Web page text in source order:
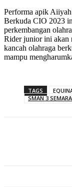
Performa apik
Berkuda CIO 2023
perkembangan
Rider junior ini akan
kancah olahraga
mampu
TAGS
SMAN 3